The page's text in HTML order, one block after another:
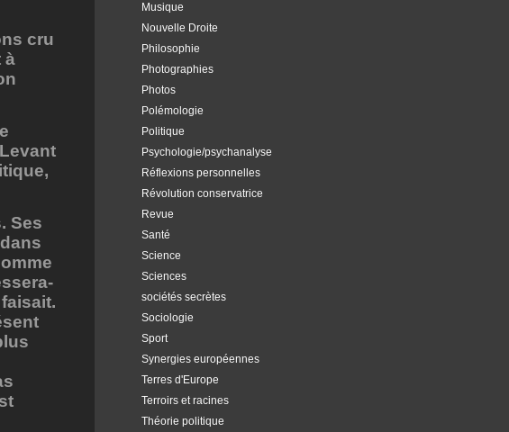
Musique
Nouvelle Droite
Philosophie
Photographies
Photos
Polémologie
Politique
Psychologie/psychanalyse
Réflexions personnelles
Révolution conservatrice
Revue
Santé
Science
Sciences
sociétés secrètes
Sociologie
Sport
Synergies européennes
Terres d'Europe
Terroirs et racines
Théorie politique
cru
à
Ses